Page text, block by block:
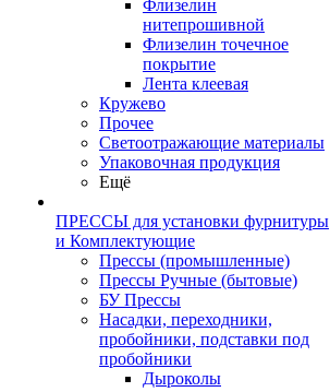
Флизелин
нитепрошивной
Флизелин точечное
покрытие
Лента клеевая
Кружево
Прочее
Светоотражающие материалы
Упаковочная продукция
Ещё
ПРЕССЫ для установки фурнитуры
и Комплектующие
Прессы (промышленные)
Прессы Ручные (бытовые)
БУ Прессы
Насадки, переходники,
пробойники, подставки под
пробойники
Дыроколы